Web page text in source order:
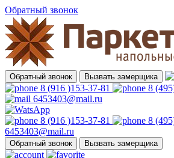
Обратный звонок
Обратный звонок Вызвать замерщика
8 (916 )153-37-81
8
6453403@mail.ru
8 (916 )153-37-81
8
6453403@mail.ru
Обратный звонок Вызвать замерщика